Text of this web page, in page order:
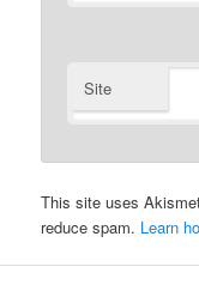
Site
This site uses
reduce spam. Learn